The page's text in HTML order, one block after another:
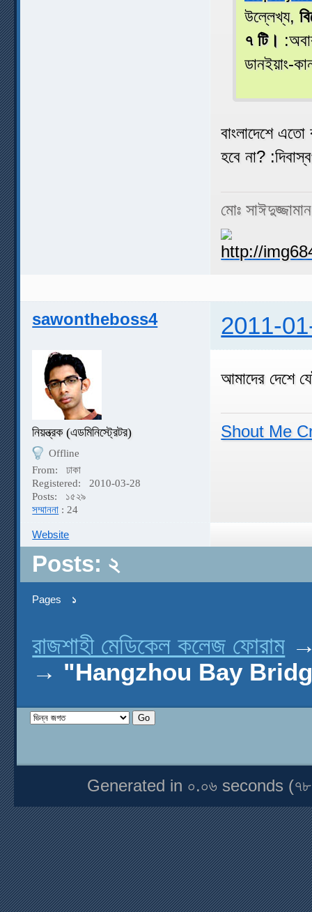
উল্লেখ্য,
৭ টি।
ডানইয়াং-
বাংলাদেশে
হবে না?
মোঃ
sawontheboss4 2011-
নিয়ন্ত্রক (এডমিনিস্ট্রেটর)
Offline
From:
ঢাকা
Registered:
2010-03-28
Posts:
১৫২৯
সম্মাননা : 24
আমাদের দেশে
Shout Me
Website
Posts: ২
Pages ১
রাজশাহী মেডিকেল কলেজ ফোরাম
→ "Hangzhou Bay Bridge"-
Generated in ০.০৬ seconds